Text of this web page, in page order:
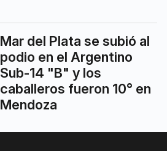
Mar del Plata se subió al
podio en el Argentino
Sub-14 "B" y los
caballeros fueron 10° en
Mendoza